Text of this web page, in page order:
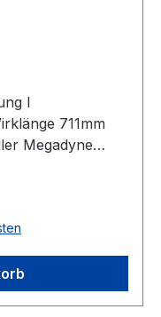
I
711mm
Megadyne